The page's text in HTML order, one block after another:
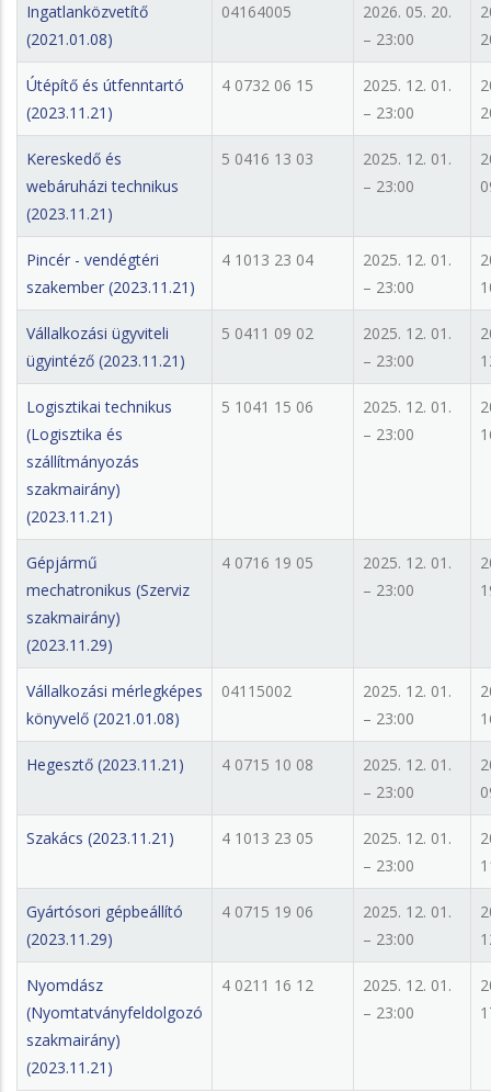
Ingatlanközvetítő
(2021.01.08)
04164005
2026. 05. 20.
– 23:00
Útépítő és útfenntartó
(2023.11.21)
4 0732 06 15
2025. 12. 01.
– 23:00
Kereskedő és
webáruházi technikus
(2023.11.21)
5 0416 13 03
2025. 12. 01.
– 23:00
Pincér - vendégtéri
szakember (2023.11.21)
4 1013 23 04
2025. 12. 01.
– 23:00
Vállalkozási ügyviteli
ügyintéző (2023.11.21)
5 0411 09 02
2025. 12. 01.
– 23:00
Logisztikai technikus
(Logisztika és
szállítmányozás
szakmairány)
(2023.11.21)
5 1041 15 06
2025. 12. 01.
– 23:00
Gépjármű
mechatronikus (Szerviz
szakmairány)
(2023.11.29)
4 0716 19 05
2025. 12. 01.
– 23:00
Vállalkozási mérlegképes
könyvelő (2021.01.08)
04115002
2025. 12. 01.
– 23:00
Hegesztő (2023.11.21) 4 0715 10 08
2025. 12. 01.
– 23:00
Szakács (2023.11.21) 4 1013 23 05
2025. 12. 01.
– 23:00
Gyártósori gépbeállító
(2023.11.29)
4 0715 19 06
2025. 12. 01.
– 23:00
Nyomdász
(Nyomtatványfeldolgozó
szakmairány)
(2023.11.21)
4 0211 16 12
2025. 12. 01.
– 23:00